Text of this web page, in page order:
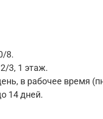
8.
3, 1 этаж.
в рабочее время
14 дней.